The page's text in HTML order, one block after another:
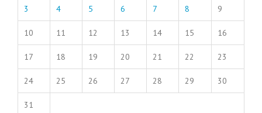
3 4 5 6 7 8 9
10 11 12 13 14 15 16
17 18 19 20 21 22 23
24 25 26 27 28 29 30
31